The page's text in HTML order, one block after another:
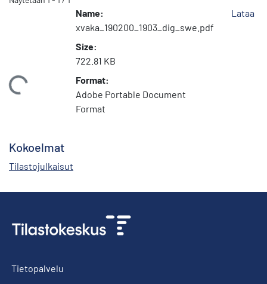
Ladataan...
Name:
xvaka_190200_1903_dig_swe.pdf
Size:
722.81 KB
Format:
Adobe Portable Document
Format
Lataa
Kokoelmat
Tilastojulkaisut
Tietopalvelu